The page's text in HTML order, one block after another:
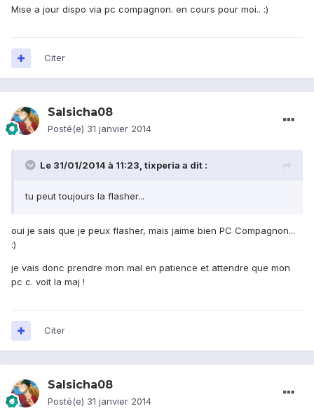
Mise a jour dispo via pc compagnon. en cours pour moi.. :)
Citer
Salsicha08
Posté(e) 31 janvier 2014
Le 31/01/2014 à 11:23, tixperia a dit :
tu peut toujours la flasher...
oui je sais que je peux flasher, mais jaime bien PC Compagnon...
:)
je vais donc prendre mon mal en patience et attendre que mon
pc c. voit la maj !
Citer
Salsicha08
Posté(e) 31 janvier 2014